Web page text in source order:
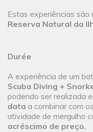
Estas experiências são
Reserva Natural da
Durée
A experiência de um
Scuba Diving +
podendo ser realizada
data a combinar com
atividade de mergulho
acréscimo de preço.